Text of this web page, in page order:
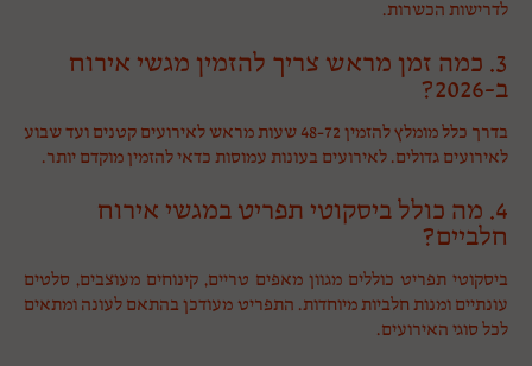
לדרישות הכשרות.
3. כמה זמן מראש צריך להזמין מגשי אירוח
ב-2026?
בדרך כלל מומלץ להזמין 48-72 שעות מראש לאירועים קטנים ועד שבוע
לאירועים גדולים. לאירועים בעונות עמוסות כדאי להזמין מוקדם יותר.
4. מה כולל ביסקוטי תפריט במגשי אירוח
חלביים?
ביסקוטי תפריט כוללים מגוון מאפים טריים, קינוחים מעוצבים, סלטים
עונתיים ומנות חלביות מיוחדות. התפריט מעודכן בהתאם לעונה ומתאים
לכל סוגי האירועים.